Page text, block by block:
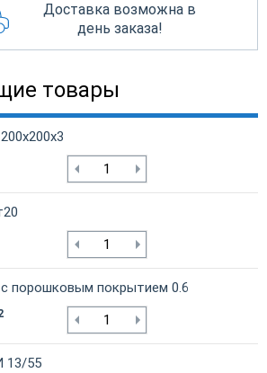
Доставка возможна в
день заказа!
товары
порошковым покрытием 0.6
13/55